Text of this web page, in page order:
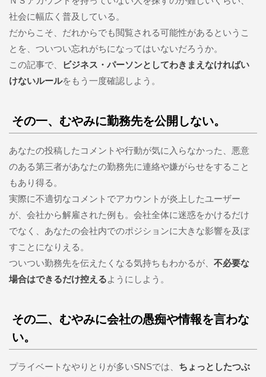
社会に幅広く普及している。
だからこそ、だれからでも閲覧される可能性があるというこ
とを、ついつい忘れがちになってはいないだろうか。
この記事で、
ビジネス・パーソンとしてわきまえなければい
けないルールをもう一度確認しよう。
その一、むやみに勤務先を公開しない。
あなたの投稿したコメントや行動が気に入らなかった、悪意
のある第三者があなたの勤務先に連絡や嫌がらせをすること
もあり得る。
実際に不適切なコメントでアカウントが炎上したユーザー
が、会社から解雇された例も。会社全体に迷惑をかけるだけ
でなく、あなたの会社内でのポジションに大きな影響を及ぼ
すことになりえる。
ついつい勤務先を伝えたくなる気持ちもわかるが、 不必要な
場合はできるだけ控えるようにしよう。
その二、むやみに会社の愚痴や情報を言わな
い。
プライベートなやりとりが多いSNSでは、 ちょっとしたつぶ